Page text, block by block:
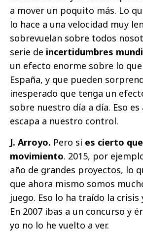
a mover un poquito más. Lo
lo hace a una velocidad muy
sobrevuelan sobre todos
serie de incertidumbres
un efecto enorme sobre lo
España, y que pueden
inesperado que tenga un
sobre nuestro día a día. Eso es
escapa a nuestro control.
J. Arroyo. Pero si es cierto
movimiento. 2015, por
año de grandes proyectos, lo
que ahora mismo somos
juego. Eso lo ha traído la crisis
En 2007 ibas a un concurso y
yo no lo he vuelto a ver.